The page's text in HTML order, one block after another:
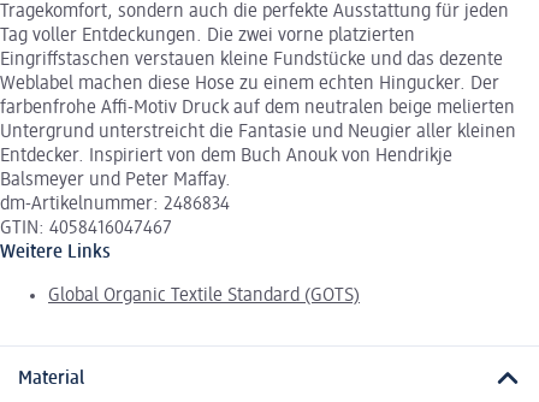
Tragekomfort, sondern auch die perfekte Ausstattung für jeden
Tag voller Entdeckungen. Die zwei vorne platzierten
Eingriffstaschen verstauen kleine Fundstücke und das dezente
Weblabel machen diese Hose zu einem echten Hingucker. Der
farbenfrohe Affi-Motiv Druck auf dem neutralen beige melierten
Untergrund unterstreicht die Fantasie und Neugier aller kleinen
Entdecker. Inspiriert von dem Buch Anouk von Hendrikje
Balsmeyer und Peter Maffay.
dm-Artikelnummer: 2486834
GTIN: 4058416047467
Weitere Links
Global Organic Textile Standard (GOTS)
Material